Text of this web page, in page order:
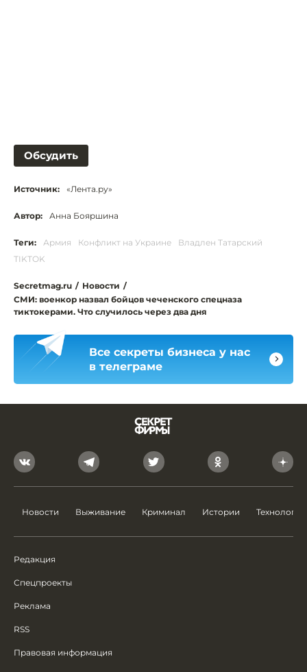
Обсудить
Источник: «Лента.ру»
Автор: Анна Бояршина
Теги: Армия Конфликт на Украине
Владлен Татарский
TIKTOK
Secretmag.ru / Новости /
СМИ: военкор назвал бойцов чеченского спецназа
тиктокерами. Что случилось через два дня
Все секреты бизнеса у нас
в телеграме
Новости Выживание Криминал Истории Технологии
Редакция
Спецпроекты
Реклама
RSS
Правовая информация